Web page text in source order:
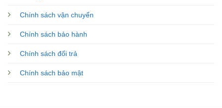
Chính sách vận chuyển
Chính sách bảo hành
Chính sách đổi trả
Chính sách bảo mật